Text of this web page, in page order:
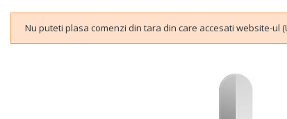
Nu puteti plasa comenzi din tara din care accesati website-ul